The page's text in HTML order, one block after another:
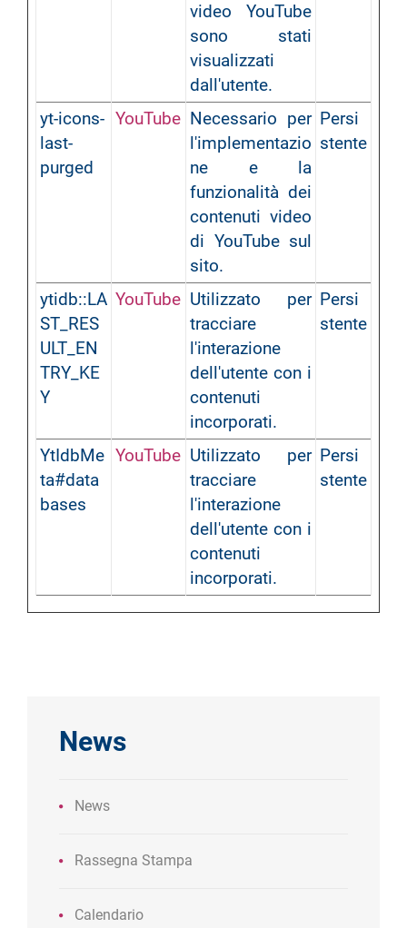
video YouTube
sono stati
visualizzati
dall'utente.
yt-icons-
last-
purged
YouTube Necessario per
l'implementazio
ne e la
funzionalità dei
contenuti video
di YouTube sul
sito.
Persi
stente
ytidb::LA
ST_RES
ULT_EN
TRY_KE
Y
YouTube Utilizzato per
tracciare
l'interazione
dell'utente con i
contenuti
incorporati.
Persi
stente
YtIdbMe
ta#data
bases
YouTube Utilizzato per
tracciare
l'interazione
dell'utente con i
contenuti
incorporati.
Persi
stente
News
News
Rassegna Stampa
Calendario